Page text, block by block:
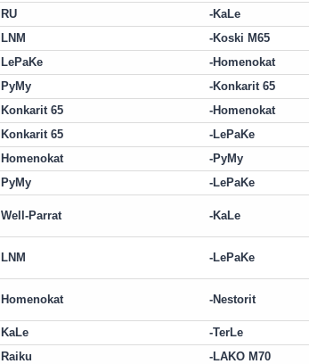
RU KaLe
LNM Koski M65
LePaKe Homenokat
PyMy Konkarit 65
Konkarit 65 Homenokat
Konkarit 65 LePaKe
Homenokat PyMy
PyMy LePaKe
Well-Parrat KaLe
LNM LePaKe
Homenokat Nestorit
KaLe TerLe
Raiku LAKO M70